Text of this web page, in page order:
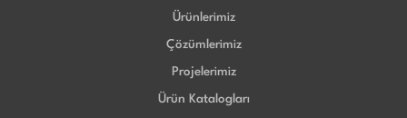
Ürünlerimiz
Çözümlerimiz
Projelerimiz
Ürün Katalogları